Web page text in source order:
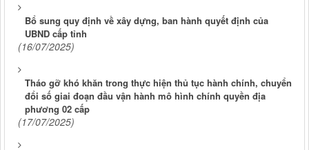
Bổ sung quy định về xây dựng, ban hành quyết định của
UBND cấp tỉnh
(16/07/2025)
Tháo gỡ khó khăn trong thực hiện thủ tục hành chính, chuyển
đổi số giai đoạn đầu vận hành mô hình chính quyền địa
phương 02 cấp
(17/07/2025)